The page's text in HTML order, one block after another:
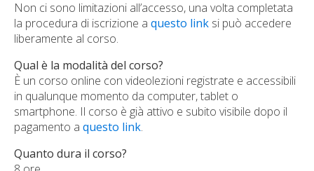
Non ci sono limitazioni all’accesso, una volta completata
la procedura di iscrizione a questo link si può accedere
liberamente al corso.
Qual è la modalità del corso?
È un corso online con videolezioni registrate e accessibili
in qualunque momento da computer, tablet o
smartphone. Il corso è già attivo e subito visibile dopo il
pagamento a questo link.
Quanto dura il corso?